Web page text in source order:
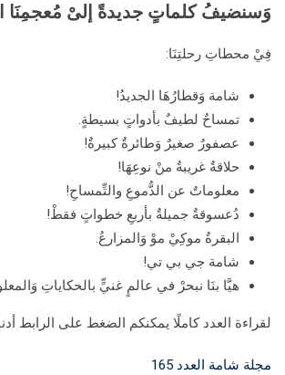
وَسنضيفُ كلماتٍ جديدةً إلىْ مُعجمِنَا
فِيْ محطاتِ رحلتِنَا:
شامة وَقطارُهَا الجديدُ!
تمساحٌ لطيفٌ بأدواتٍ بسيطةٍ.
عصفورٌ صغيرٌ وَطائرةٌ كبيرةٌ!
حلاقةٌ غريبةٌ منْ نوعِهَا!
معلوماتٌ عن الدُّموعِ والتِّمساحِ!
دُعسوقةٌ جميلةٌ بأربعِ خطواتٍ فقطْ!
البقرةُ موكِيْ موْ وَالمزارعُ.
شامة جي بي تي!
هيَّا بنَا نبحرْ في عالمٍ غنيٍّ بالحكاياتِ
لقراءة العدد كاملًا يمكنكم الضغط على الرابط
مجلة شامة العدد 165